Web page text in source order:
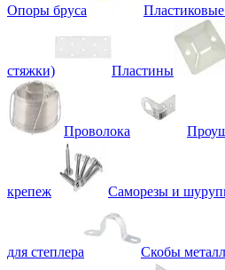
Опоры бруса
стяжки) Пластины
Проволока
крепеж Саморезы и
для степлера Скобы